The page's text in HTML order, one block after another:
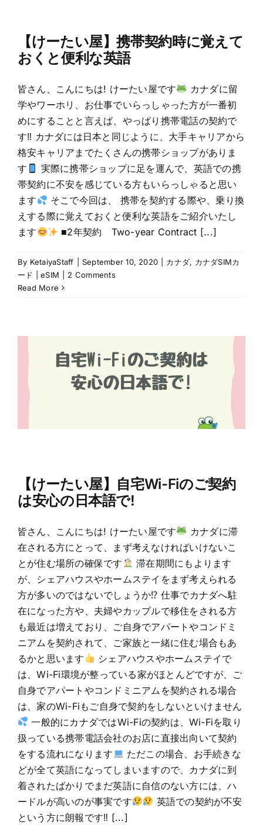
【けーたい屋】携帯契約時に覚えて
おくと便利な英語
皆さん、こんにちは! けーたい屋です
カナダに留
学やワーホリ、お仕事でいらっしゃった方が一番初
めにすることと言えば、やっぱり携帯電話の契約で
す‼ カナダには日本と同じように、大手キャリアから
格安キャリアまでたくさんの携帯ショップがありま
す
実際に携帯ショップに足を運んで、英語での携
帯契約に不安を感じている方もいらっしゃると思い
ます
そこで今回は、 携帯を契約する際や、乗り換
えする際に覚えておくと便利な英語をご紹介いたし
ます
■2年契約 Two-year Contract [...]
By KetaiyaStaff September 10, 2020 カナダ, カナダSIMカ
ード | eSIM
2 Comments
Read More
【けーたい屋】自宅Wi-Fiのご契約
は安心の日本語で!
皆さん、こんにちは! けーたい屋です
カナダに滞
在される方にとって、まず考えなければいけないこ
とが住む場所の確保です
滞在期間にもよります
が、シェアハウスやホームステイをまず考えられる
方が多いのではないでしょうか⁉ 仕事でカナダへ駐
在になった方や、夫婦やカップルで移住をされる方
も最近は増えており、ご自身でアパートやコンドミ
ニアムを契約されて、ご家族と一緒に住む場合もあ
るかと思います
シェアハウスやホームステイで
は、Wi-Fi環境が整っている家がほとんどですが、ご
自身でアパートやコンドミニアムを契約される場合
は、家のWi-Fiもご自身で契約をしないといけません
一般的にカナダではWi-Fiの契約は、Wi-Fiを取り
扱っている携帯電話会社のお店に直接出向いて契約
をする流れになります
ただこの場合、お手続きな
どが全て英語になってしまいますので、カナダに到
着されたばかりでまだ英語に自信のない方には、ハ
ードルが高いのが事実です
英語での契約が不安
という方に朗報です‼ [...]